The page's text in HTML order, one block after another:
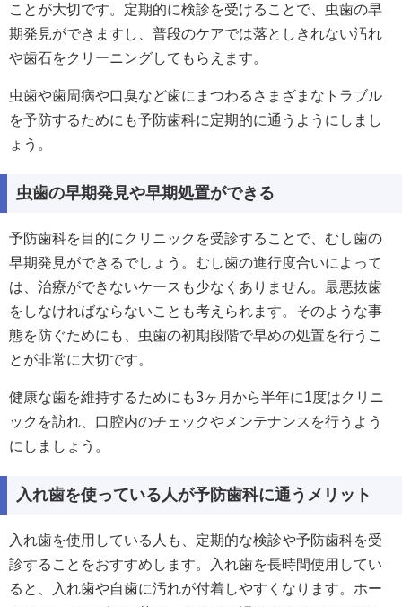
ことが大切です。定期的に検診を受けることで、虫歯の早
期発見ができますし、普段のケアでは落としきれない汚れ
や歯石をクリーニングしてもらえます。
虫歯や歯周病や口臭など歯にまつわるさまざまなトラブル
を予防するためにも予防歯科に定期的に通うようにしまし
ょう。
虫歯の早期発見や早期処置ができる
予防歯科を目的にクリニックを受診することで、むし歯の
早期発見ができるでしょう。むし歯の進行度合いによって
は、治療ができないケースも少なくありません。最悪抜歯
をしなければならないことも考えられます。そのような事
態を防ぐためにも、虫歯の初期段階で早めの処置を行うこ
とが非常に大切です。
健康な歯を維持するためにも3ヶ月から半年に1度はクリニ
ックを訪れ、口腔内のチェックやメンテナンスを行うよう
にしましょう。
入れ歯を使っている人が予防歯科に通うメリット
入れ歯を使用している人も、定期的な検診や予防歯科を受
診することをおすすめします。入れ歯を長時間使用してい
ると、入れ歯や自歯に汚れが付着しやすくなります。ホー